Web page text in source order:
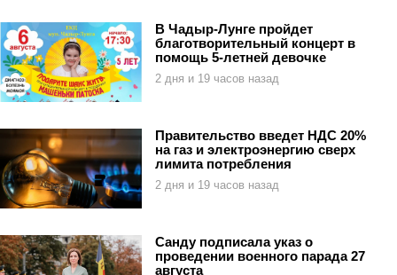
В Чадыр-Лунге пройдет
благотворительный концерт в
помощь 5-летней девочке
2 дня и 19 часов назад
Правительство введет НДС 20%
на газ и электроэнергию сверх
лимита потребления
2 дня и 19 часов назад
Санду подписала указ о
проведении военного парада 27
августа